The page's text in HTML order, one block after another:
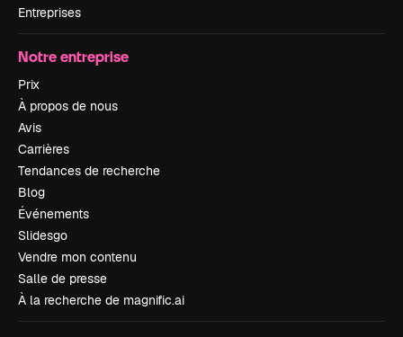
Entreprises
Notre entreprise
Prix
À propos de nous
Avis
Carrières
Tendances de recherche
Blog
Événements
Slidesgo
Vendre mon contenu
Salle de presse
À la recherche de magnific.ai